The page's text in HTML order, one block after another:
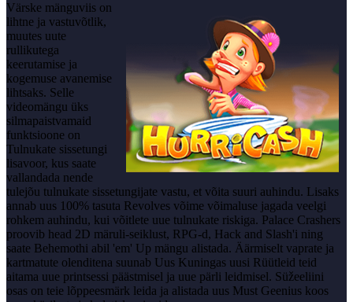
Värske mänguviis on
lihtne ja vastuvõtlik,
muutes uute
rullikutega
keerutamise ja
kogemuse avanemise
lihtsaks. Selle
videomängu üks
silmapaistvamaid
funktsioone on
Tulnukate sissetungi
lisavoor, kus saate
vallandada nende
tulejõu tulnukate sissetungijate vastu, et võita suuri auhindu. Lisaks
annab uus 100% tasuta Revolves võime võimaluse jagada veelgi
rohkem auhindu, kui võitlete uue tulnukate riskiga. Palace Crashers
proovib head 2D märuli-seiklust, RPG-d, Hack and Slash'i ning
saate Behemothi abil 'em' Up mängu alistada. Äärmiselt vaprate ja
kartmatute olenditena suunab Uus Kuningas uusi Rüütleid teid
aitama uue printsessi päästmisel ja uue pärli leidmisel. Süžeeliini
osas on teie lõppeesmärk leida ja alistada uus Must Geenius koos